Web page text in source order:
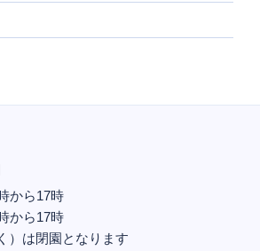
から17時
から17時
）は閉園となります